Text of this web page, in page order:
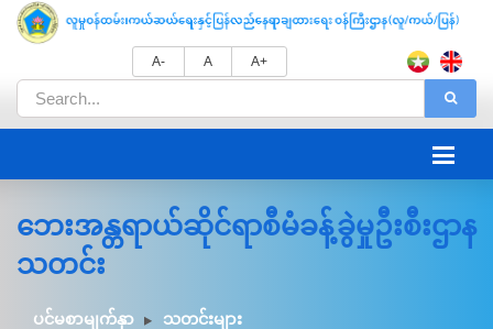
A- A A+
ဘေးအန္တရာယ်ဆိုင်ရာစီမံခန့်ခွဲမှုဦးစီးဌာန
သတင်း
ပင်မစာမျက်နှာ
သတင်းများ